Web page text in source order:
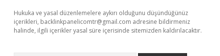
Hukuka ve yasal düzenlemelere aykırı olduğunu düşündüğünüz
içerikleri, backlinkpanelicomtr@gmail.com adresine bildirmeniz
halinde, ilgili içerikler yasal süre içerisinde sitemizden kaldırılacaktır.